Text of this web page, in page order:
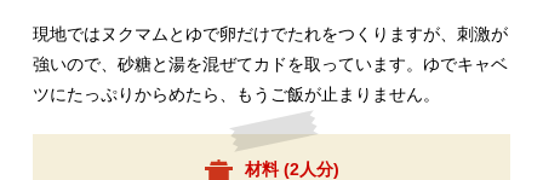
現地ではヌクマムとゆで卵だけでたれをつくりますが、刺激が
強いので、砂糖と湯を混ぜてカドを取っています。ゆでキャベ
ツにたっぷりからめたら、もうご飯が止まりません。
材料 (2人分)